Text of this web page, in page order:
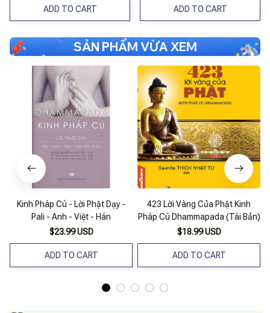
ADD TO CART ADD TO CART
SẢN PHẨM VỪA XEM
Kinh Pháp Cú - Lời Phật Dạy -
Pali - Anh - Việt - Hán
$23.99 USD
ADD TO CART
423 Lời Vàng Của Phật Kinh
Pháp Cú Dhammapada (Tái Bản)
$18.99 USD
ADD TO CART